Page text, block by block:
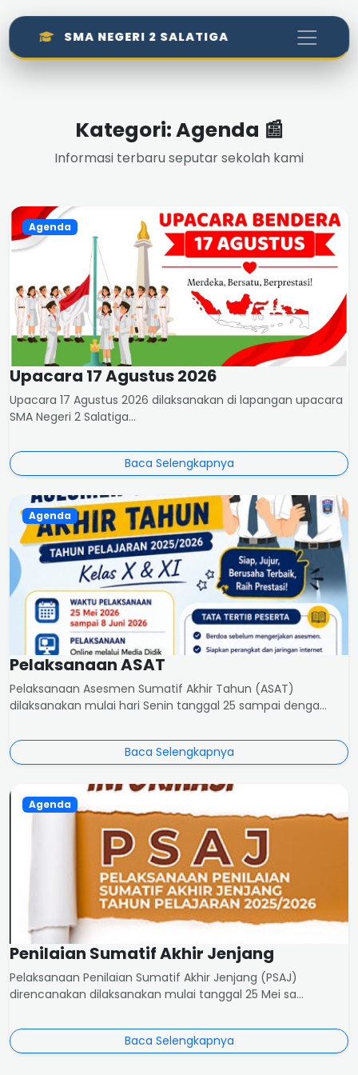
SMA NEGERI 2 SALATIGA
Kategori: Agenda 📰
Informasi terbaru seputar sekolah kami
Agenda
Upacara 17 Agustus 2026
Upacara 17 Agustus 2026 dilaksanakan di lapangan upacara
SMA Negeri 2 Salatiga...
Baca Selengkapnya
Agenda
Pelaksanaan ASAT
Pelaksanaan Asesmen Sumatif Akhir Tahun (ASAT)
dilaksanakan mulai hari Senin tanggal 25 sampai denga...
Baca Selengkapnya
Agenda
Penilaian Sumatif Akhir Jenjang
Pelaksanaan Penilaian Sumatif Akhir Jenjang (PSAJ)
direncanakan dilaksanakan mulai tanggal 25 Mei sa...
Baca Selengkapnya